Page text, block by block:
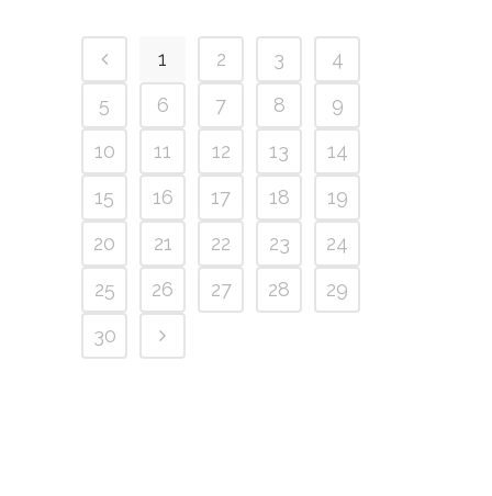
1 2 3
4
5
6 7 8
9
10
11 12 13
14
15
16 17 18
19
20
21 22 23
24
25
26 27 28
29
30